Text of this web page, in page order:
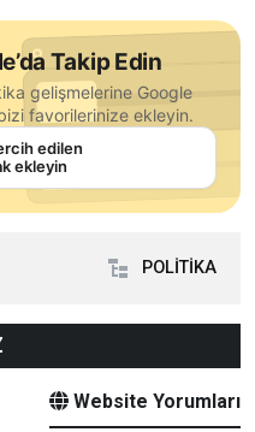
Takip Edin
gelişmelerine Google
favorilerinize ekleyin.
edilen
ekleyin
POLİTİKA
Website Yorumları